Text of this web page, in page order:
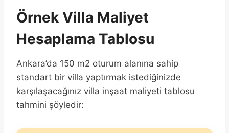
Örnek Villa Maliyet
Hesaplama Tablosu
Ankara’da 150 m2 oturum alanına sahip
standart bir villa yaptırmak istediğinizde
karşılaşacağınız villa inşaat maliyeti tablosu
tahmini şöyledir: